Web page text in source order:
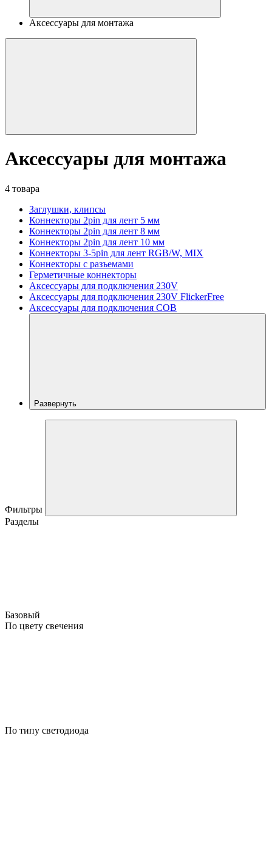
Аксессуары для монтажа
Аксессуары для монтажа
4 товара
Заглушки, клипсы
Коннекторы 2pin для лент 5 мм
Коннекторы 2pin для лент 8 мм
Коннекторы 2pin для лент 10 мм
Коннекторы 3-5pin для лент RGB/W, MIX
Коннекторы с разъемами
Герметичные коннекторы
Аксессуары для подключения 230V
Аксессуары для подключения 230V FlickerFree
Аксессуары для подключения COB
Развернуть
Фильтры
Разделы
Базовый
По цвету свечения
По типу светодиода